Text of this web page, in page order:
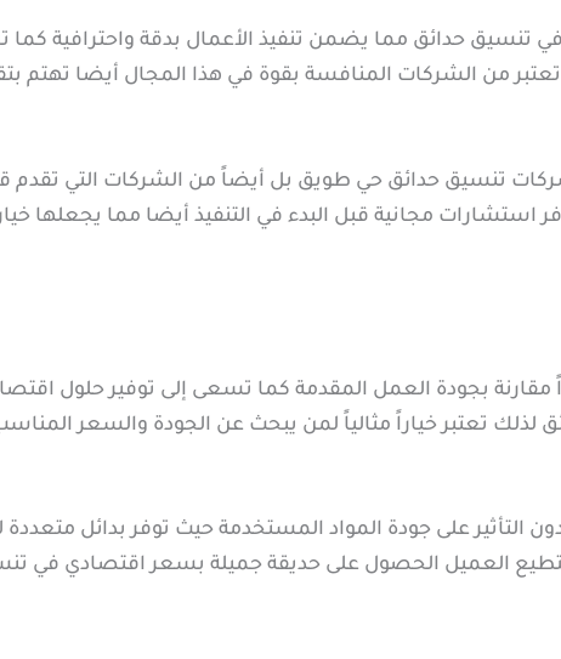
حدائق مما يضمن تنفيذ الأعمال بدقة واحترافية كما
من الشركات المنافسة بقوة في هذا المجال أيضا تهتم
تنسيق حدائق حي طويق بل أيضاً من الشركات التي تقدم
مجانية قبل البدء في التنفيذ أيضا مما يجعلها
بجودة العمل المقدمة كما تسعى إلى توفير حلول
تعتبر خياراً مثالياً لمن يبحث عن الجودة والسعر
التأثير على جودة المواد المستخدمة حيث توفر بدائل
العميل الحصول على حديقة جميلة بسعر اقتصادي في